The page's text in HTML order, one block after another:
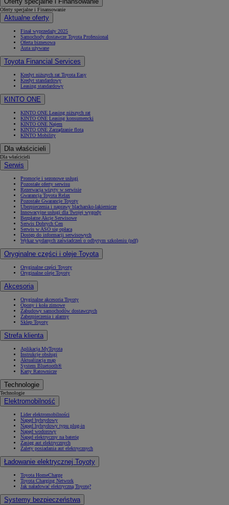
Oferty specjalne i Finansowanie
Aktualne oferty
Finał wyprzedaży 2025
Samochody dostawcze Toyota Professional
Oferta biznesowa
Auta używane
Toyota Financial Services
Kredyt niższych rat Toyota Easy
Kredyt standardowy
Leasing standardowy
KINTO ONE
KINTO ONE Leasing niższych rat
KINTO ONE Leasing konsumencki
KINTO ONE Najem
KINTO ONE Zarządzanie flotą
KINTO Mobility
Dla właścicieli
Dla właścicieli
Serwis
Promocje i sezonowe usługi
Pozostałe oferty serwisu
Rezerwacja wizyty w serwisie
Gwarancja Toyota Relax
Pozostałe Gwarancje Toyoty
Ubezpieczenia i naprawy blacharsko-lakiernicze
Innowacyjne usługi dla Twojej wygody
Bezpłatne Akcje Serwisowe
Serwis Dobrych Cen
Serwis w ASO się opłaca
Dostęp do informacji serwisowych
Wykaz wydanych zaświadczeń o odbytym szkoleniu (pdf)
Oryginalne części i oleje Toyota
Oryginalne części Toyoty
Oryginalne oleje Toyoty
Akcesoria
Oryginalne akcesoria Toyoty
Opony i koła zimowe
Zabudowy samochodów dostawczych
Zabezpieczenia i alarmy
Sklep Toyoty
Strefa klienta
Aplikacja MyToyota
Instrukcje obsługi
Aktualizacja map
System Bluetooth®
Karty Ratownicze
Technologie
Technologie
Elektromobilność
Lider elektromobilności
Napęd hybrydowy
Napęd hybrydowy typu plug-in
Napęd wodorowy
Napęd elektryczny na baterię
Zasięg aut elektrycznych
Zalety posiadania aut elektrycznych
Ładowanie elektrycznej Toyoty
Toyota HomeCharge
Toyota Charging Network
Jak naładować elektryczną Toyotę?
Systemy bezpieczeństwa